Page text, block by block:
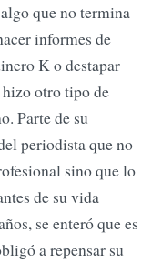
que no termina
informes de
K o destapar
otro tipo de
Parte de su
periodista que no
sino que lo
de su vida
se enteró que es
a repensar su